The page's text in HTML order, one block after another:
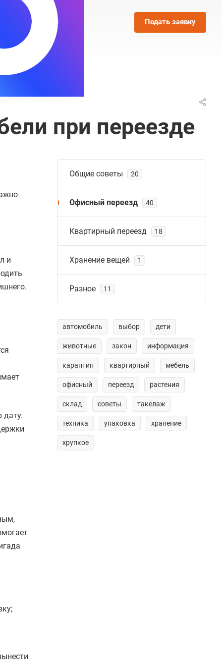
Подать заявку
при переезде
и
дату.
Общие советы 20
Офисный переезд 40
Квартирный переезд 18
Хранение вещей 1
Разное 11
автомобиль выбор дети
животные закон информация
карантин квартирный мебель
офисный переезд растения
склад советы такелаж
техника упаковка хранение
хрупкое